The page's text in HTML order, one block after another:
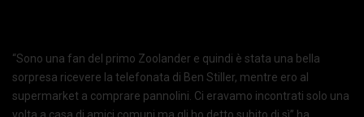
“Sono una fan del primo Zoolander e quindi è stata una bella
sorpresa ricevere la telefonata di Ben Stiller, mentre ero al
supermarket a comprare pannolini. Ci eravamo incontrati solo una